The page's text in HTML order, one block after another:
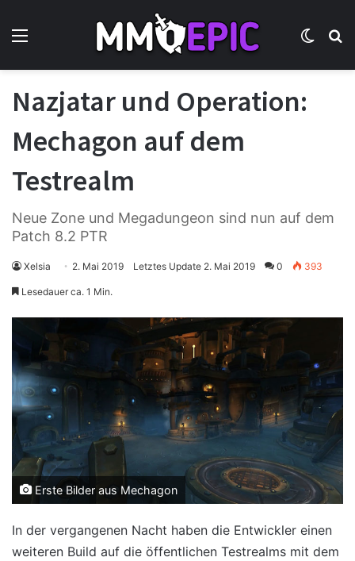
Menü Skin
Nazjatar und Operation:
Mechagon auf dem
Testrealm
Neue Zone und Megadungeon sind nun auf dem
Patch 8.2 PTR
Xelsia 2. Mai 2019 Letztes Update 2. Mai 2019 0 393
Lesedauer ca. 1 Min.
Erste Bilder aus Mechagon
In der vergangenen Nacht haben die Entwickler einen
weiteren Build auf die öffentlichen Testrealms mit dem